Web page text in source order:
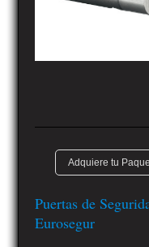
Adquiere tu
Puertas de
Eurosegur